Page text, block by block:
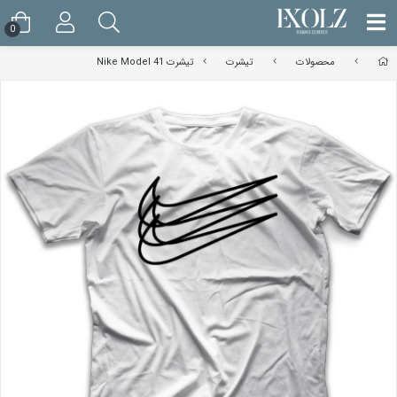
محصولات تیشرت تیشرت Nike Model 41
0